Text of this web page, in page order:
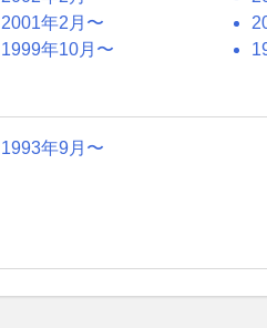
2001年2月〜
1999年10月〜
1993年9月〜